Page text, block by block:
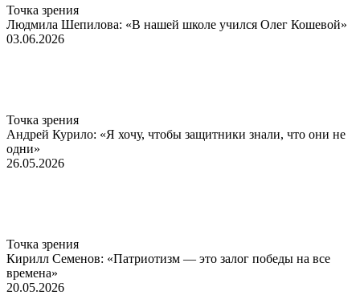
Точка зрения
Людмила Шепилова: «В нашей школе учился Олег Кошевой»
03.06.2026
Точка зрения
Андрей Курило: «Я хочу, чтобы защитники знали, что они не
одни»
26.05.2026
Точка зрения
Кирилл Семенов: «Патриотизм — это залог победы на все
времена»
20.05.2026